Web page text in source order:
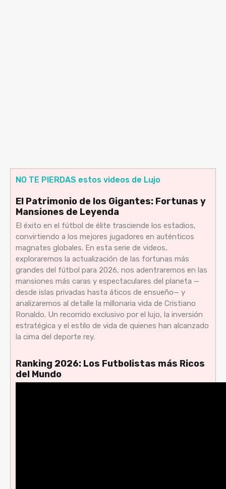
NO TE PIERDAS estos videos de Lujo
El Patrimonio de los Gigantes: Fortunas y
Mansiones de Leyenda
El éxito en el fútbol de élite trasciende los estadios,
convirtiendo a los mejores jugadores en auténticos
magnates globales. En esta serie de videos,
exploraremos la actualización de las fortunas más
grandes del fútbol para 2026, nos adentraremos en las
mansiones más caras y espectaculares del planeta —
desde islas privadas hasta áticos de ensueño— y
analizaremos al detalle la millonaria vida de Cristiano
Ronaldo. Un recorrido exclusivo por el lujo, la inversión
estratégica y el estilo de vida de quienes han alcanzado
la cima del deporte rey.
Ranking 2026: Los Futbolistas más Ricos
del Mundo